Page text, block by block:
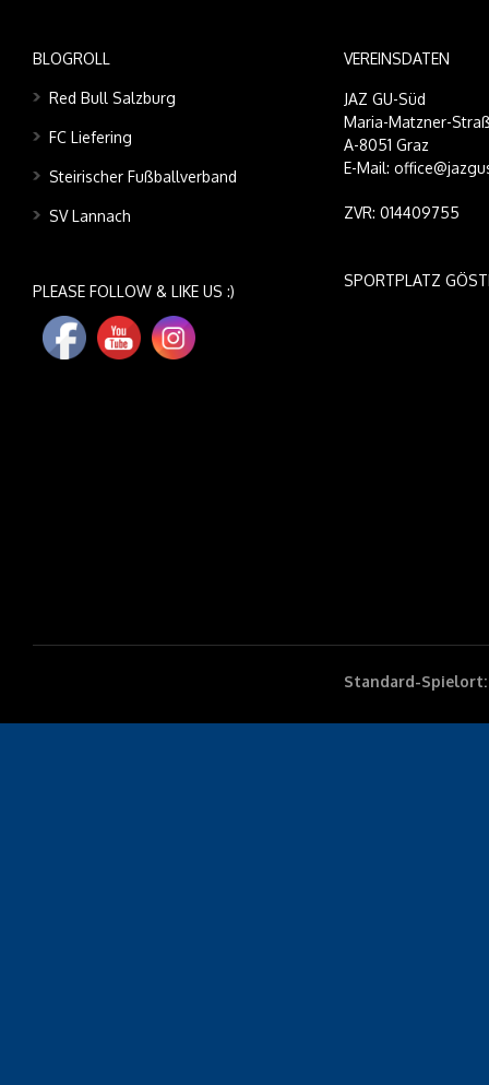
BLOGROLL
Red Bull Salzburg
FC Liefering
Steirischer Fußballverband
SV Lannach
PLEASE FOLLOW & LIKE US :)
VEREINSDATEN
JAZ GU-Süd
Maria-Matzner-
A-8051 Graz
E-Mail:
ZVR: 014409755
SPORTPLATZ
Standard-Spielort: